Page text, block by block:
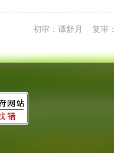
初审：谭舒月 复审